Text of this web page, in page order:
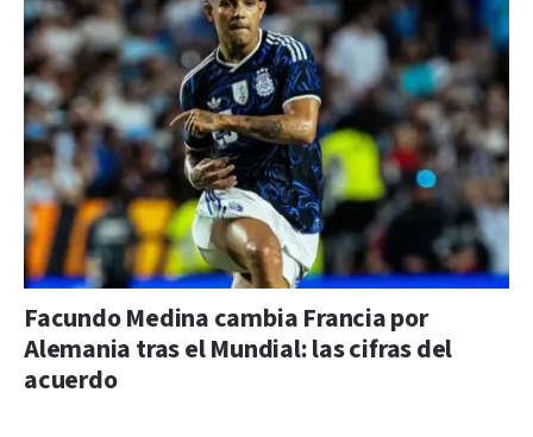
Facundo Medina cambia Francia por
Alemania tras el Mundial: las cifras del
acuerdo